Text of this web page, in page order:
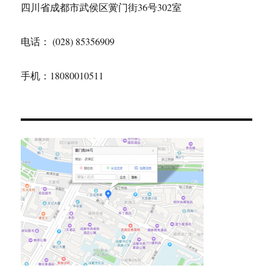
四川省成都市武侯区黉门街36号302室
电话： (028) 85356909
手机：18080010511